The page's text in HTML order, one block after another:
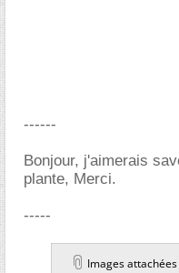
------
Bonjour, j'aimerais
plante, Merci.
-----
Images attachées